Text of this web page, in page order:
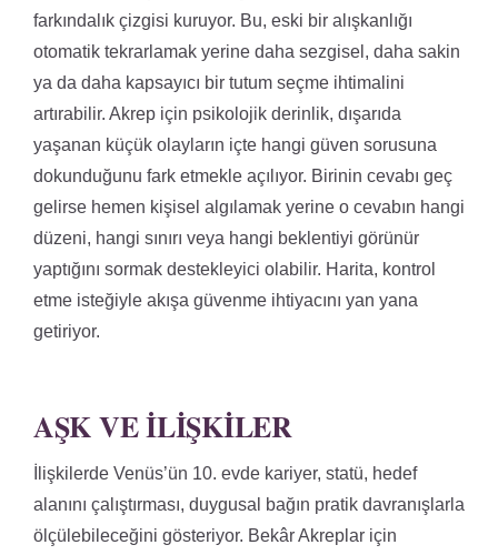
farkındalık çizgisi kuruyor. Bu, eski bir alışkanlığı
otomatik tekrarlamak yerine daha sezgisel, daha sakin
ya da daha kapsayıcı bir tutum seçme ihtimalini
artırabilir. Akrep için psikolojik derinlik, dışarıda
yaşanan küçük olayların içte hangi güven sorusuna
dokunduğunu fark etmekle açılıyor. Birinin cevabı geç
gelirse hemen kişisel algılamak yerine o cevabın hangi
düzeni, hangi sınırı veya hangi beklentiyi görünür
yaptığını sormak destekleyici olabilir. Harita, kontrol
etme isteğiyle akışa güvenme ihtiyacını yan yana
getiriyor.
AŞK VE İLIŞKILER
İlişkilerde Venüs’ün 10. evde kariyer, statü, hedef
alanını çalıştırması, duygusal bağın pratik davranışlarla
ölçülebileceğini gösteriyor. Bekâr Akreplar için